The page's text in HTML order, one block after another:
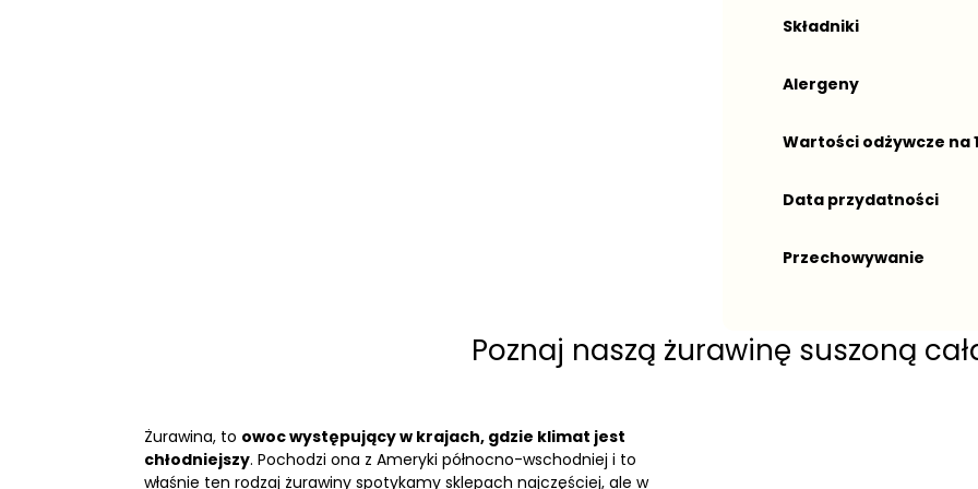
Składniki
Alergeny
Wartości odżywcze na
Data przydatności
Przechowywanie
Poznaj naszą żurawinę suszoną
Żurawina, to owoc występujący w krajach, gdzie klimat jest
chłodniejszy. Pochodzi ona z Ameryki północno-wschodniej i to
właśnie ten rodzaj żurawiny spotykamy sklepach najczęściej, ale w